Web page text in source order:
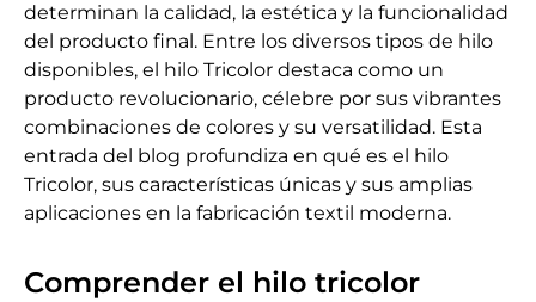
determinan la calidad, la estética y la funcionalidad
del producto final. Entre los diversos tipos de hilo
disponibles, el hilo Tricolor destaca como un
producto revolucionario, célebre por sus vibrantes
combinaciones de colores y su versatilidad. Esta
entrada del blog profundiza en qué es el hilo
Tricolor, sus características únicas y sus amplias
aplicaciones en la fabricación textil moderna.
Comprender el hilo tricolor